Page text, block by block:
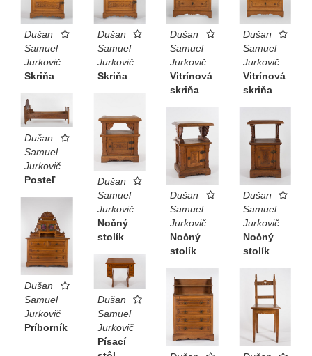
Dušan
Samuel
Jurkovič
Skriňa
Dušan
Samuel
Jurkovič
Skriňa
Dušan
Samuel
Jurkovič
Vitrínová
skriňa
Dušan
Samuel
Jurkovič
Vitrínová
skriňa
Dušan
Samuel
Jurkovič
Posteľ
Dušan
Samuel
Jurkovič
Nočný
stolík
Dušan
Samuel
Jurkovič
Nočný
stolík
Dušan
Samuel
Jurkovič
Nočný
stolík
Dušan
Samuel
Jurkovič
Príborník
Dušan
Samuel
Jurkovič
Písací